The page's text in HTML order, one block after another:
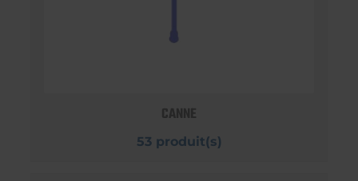
CANNE
53 produit(s)